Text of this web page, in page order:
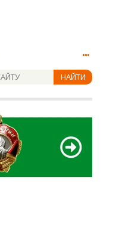
НАЙТИ